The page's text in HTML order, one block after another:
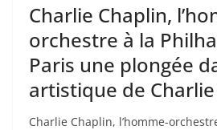
Charlie Chaplin,
orchestre à la
Paris une plongée
artistique de Charlie
Charlie Chaplin, l’homme-